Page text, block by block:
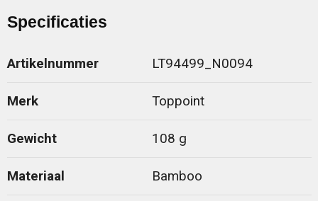
Specificaties
Artikelnummer LT94499_N0094
Merk Toppoint
Gewicht 108 g
Materiaal Bamboo